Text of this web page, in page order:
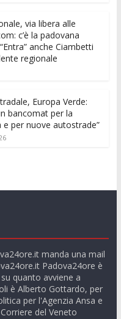
via libera alle
c’è la padovana
anche Ciambetti
regionale
Europa Verde:
bancomat per la
e per nuove autostrade”
manda una mail
Padova24ore è
quanto avviene a
è Alberto Gottardo, per
per l'Agenzia Ansa e
del Veneto